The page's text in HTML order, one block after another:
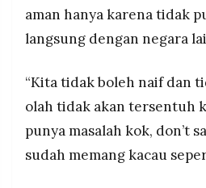
aman hanya karena tidak
langsung dengan negara
“Kita tidak boleh naif dan
olah tidak akan tersentuh
punya masalah kok, don’t
sudah memang kacau